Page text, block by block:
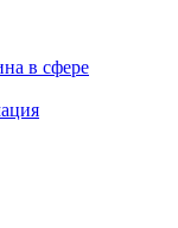
в сфере